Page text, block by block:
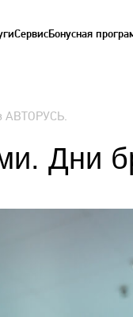
СервисБонусная
АВТОРУСЬ.
Дни